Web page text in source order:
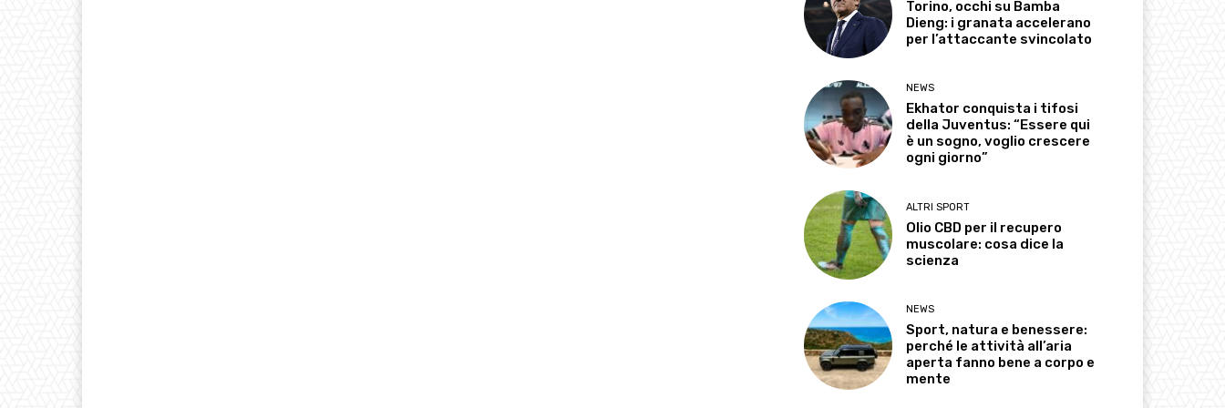
Torino, occhi su Bamba
Dieng: i granata accelerano
per l’attaccante svincolato
NEWS
Ekhator conquista i tifosi
della Juventus: “Essere qui
è un sogno, voglio crescere
ogni giorno”
ALTRI SPORT
Olio CBD per il recupero
muscolare: cosa dice la
scienza
NEWS
Sport, natura e benessere:
perché le attività all’aria
aperta fanno bene a corpo e
mente